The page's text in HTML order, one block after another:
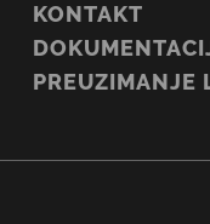
KONTAKT
PREUZIMANJE